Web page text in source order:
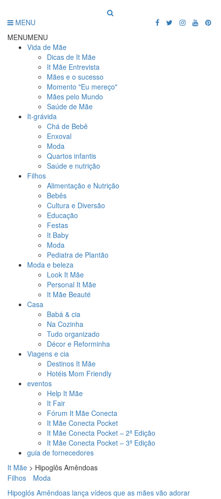
MENU
MENUMENU
Vida de Mãe
Dicas de It Mãe
It Mãe Entrevista
Mães e o sucesso
Momento "Eu mereço"
Mães pelo Mundo
Saúde de Mãe
It-grávida
Chá de Bebê
Enxoval
Moda
Quartos infantis
Saúde e nutrição
Filhos
Alimentação e Nutrição
Bebês
Cultura e Diversão
Educação
Festas
It Baby
Moda
Pediatra de Plantão
Moda e beleza
Look It Mãe
Personal It Mãe
It Mãe Beauté
Casa
Babá & cia
Na Cozinha
Tudo organizado
Décor e Reforminha
Viagens e cia
Destinos It Mãe
Hotéis Mom Friendly
eventos
Help It Mãe
It Fair
Fórum It Mãe Conecta
It Mãe Conecta Pocket
It Mãe Conecta Pocket – 2ª Edição
It Mãe Conecta Pocket – 3ª Edição
guia de fornecedores
It Mãe > Hipoglôs Amêndoas
Filhos
Moda
Hipoglós Amêndoas lança vídeos que as mães vão adorar